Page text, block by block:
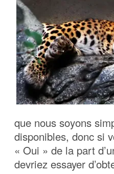
que nous soyons
disponibles, donc si
« Oui » de la part
devriez essayer